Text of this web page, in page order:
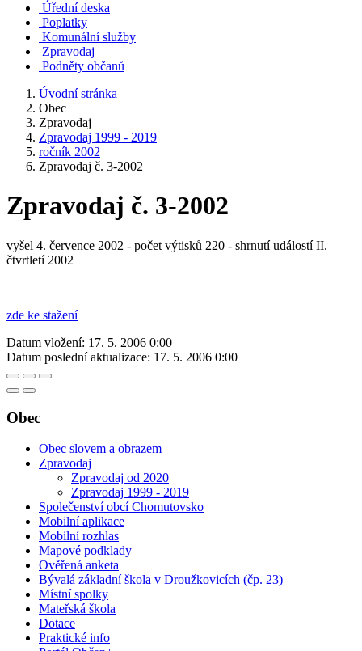
Úřední deska
Poplatky
Komunální služby
Zpravodaj
Podněty občanů
Úvodní stránka
Obec
Zpravodaj
Zpravodaj 1999 - 2019
ročník 2002
Zpravodaj č. 3-2002
Zpravodaj č. 3-2002
vyšel 4. července 2002 - počet výtisků 220 - shrnutí událostí II.
čtvrtletí 2002
zde ke stažení
Datum vložení: 17. 5. 2006 0:00
Datum poslední aktualizace: 17. 5. 2006 0:00
Obec
Obec slovem a obrazem
Zpravodaj
Zpravodaj od 2020
Zpravodaj 1999 - 2019
Společenství obcí Chomutovsko
Mobilní aplikace
Mobilní rozhlas
Mapové podklady
Ověřená anketa
Bývalá základní škola v Droužkovicích (čp. 23)
Místní spolky
Mateřská škola
Dotace
Praktické info